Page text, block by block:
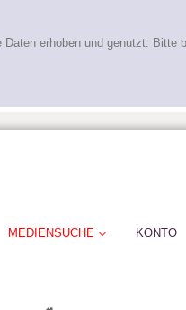
erhoben und genutzt. Bitte
MEDIENSUCHE KONTO